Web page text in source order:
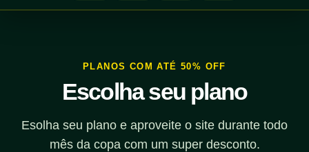
PLANOS COM ATÉ 50% OFF
Escolha seu plano
Esolha seu plano e aproveite o site durante todo
mês da copa com um super desconto.